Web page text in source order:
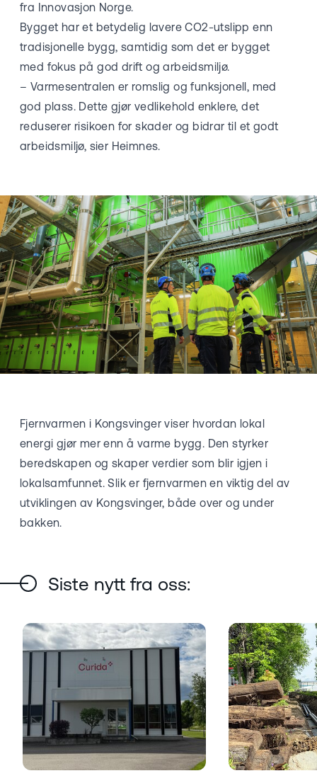
fra Innovasjon Norge.
Bygget har et betydelig lavere CO2-utslipp enn
tradisjonelle bygg, samtidig som det er bygget
med fokus på god drift og arbeidsmiljø.
– Varmesentralen er romslig og funksjonell, med
god plass. Dette gjør vedlikehold enklere, det
reduserer risikoen for skader og bidrar til et godt
arbeidsmiljø, sier Heimnes.
Fjernvarmen i Kongsvinger viser hvordan lokal
energi gjør mer enn å varme bygg. Den styrker
beredskapen og skaper verdier som blir igjen i
lokalsamfunnet. Slik er fjernvarmen en viktig del av
utviklingen av Kongsvinger, både over og under
bakken.
Siste nytt fra oss: